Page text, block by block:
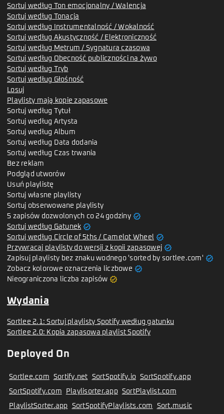
Sortuj według Ton emocjonalny / Walencja
Sortuj według Tonacja
Sortuj według Instrumentalność / Wokalność
Sortuj według Akustyczność / Elektroniczność
Sortuj według Metrum / Sygnatura czasowa
Sortuj według Obecność publiczności na żywo
Sortuj według Tryb
Sortuj według Głośność
Losuj
Playlisty mają kopie zapasowe
Sortuj według Tytuł
Sortuj według Artysta
Sortuj według Album
Sortuj według Data dodania
Sortuj według Czas trwania
Bez reklam
Podgląd utworów
Usuń playlistę
Sortuj własne playlisty
Sortuj obserwowane playlisty
5 zapisów dozwolonych co 24 godziny verified
Sortuj według Gatunek verified
Sortuj według Circle of 5ths / Camelot Wheel verified
Przywracaj playlisty do wersji z kopii zapasowej verified
Zapisuj playlisty bez znaku wodnego 'sorted by sortlee.com' verified
Zobacz kolorowe oznaczenia liczbowe verified
Nieograniczona liczba zapisów verified
Wydania
Sortlee 2.1: Sortuj playlisty Spotify według gatunku
Sortlee 2.0: Kopia zapasowa playlist Spotify
Deployed On
Sortlee.com Sortify.net SortSpotify.io SortSpotify.app
SortSpotify.com Playlisorter.app SortPlaylist.com
PlaylistSorter.app SortSpotifyPlaylists.com Sort.music